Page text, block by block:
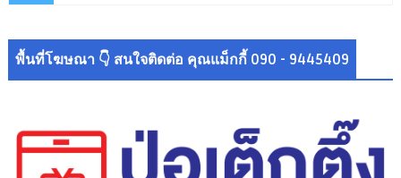
พื้นที่โฆษณา 👇 สนใจติดต่อ คุณแม็กกี้ 090 - 9445409